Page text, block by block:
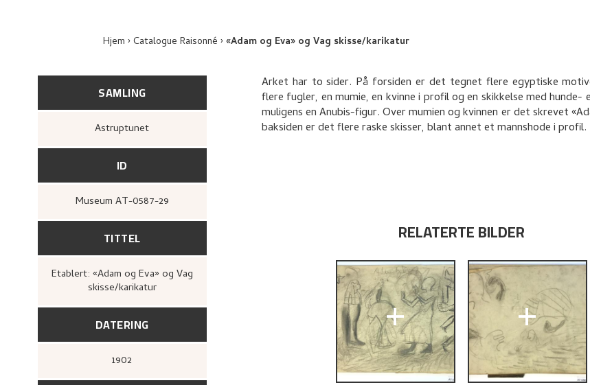
Hjem Catalogue Raisonné «Adam og Eva» og Vag skisse/karikatur
SAMLING
Astruptunet
ID
Museum AT-0587-29
TITTEL
Etablert: «Adam og Eva» og Vag
skisse/karikatur
DATERING
1902
Arket har to sider. På forsiden er det tegnet flere egyptiske
flere fugler, en mumie, en kvinne i profil og en skikkelse med hunde-
muligens en Anubis-figur. Over mumien og kvinnen er det skrevet
baksiden er det flere raske skisser, blant annet et mannshode i profil.
RELATERTE BILDER
+ +